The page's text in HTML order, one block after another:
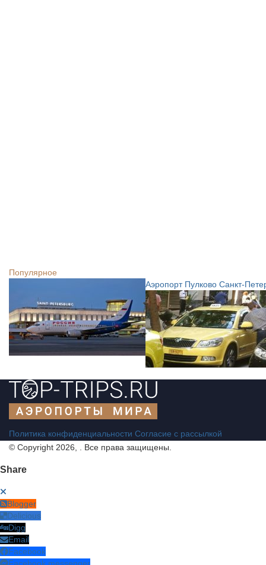
Популярное
Аэропорт Пулково Санкт-
Политика конфиденциальности Согласие с рассылкой
© Copyright 2026, . Все права защищены.
Share
Blogger
Delicious
Digg
Email
Facebook